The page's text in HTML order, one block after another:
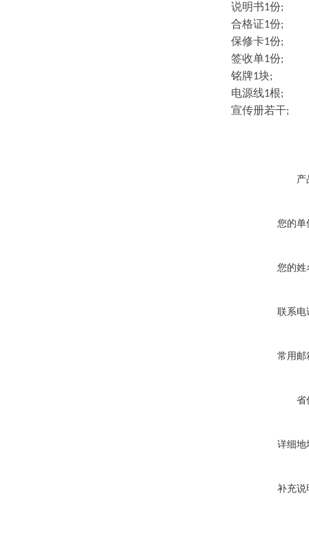
说明书1份;
合格证1份;
保修卡1份;
签收单1份;
铭牌1块;
电源线1根;
宣传册若干;
产
您的单
您的姓
联系电
常用邮
省
详细地
补充说